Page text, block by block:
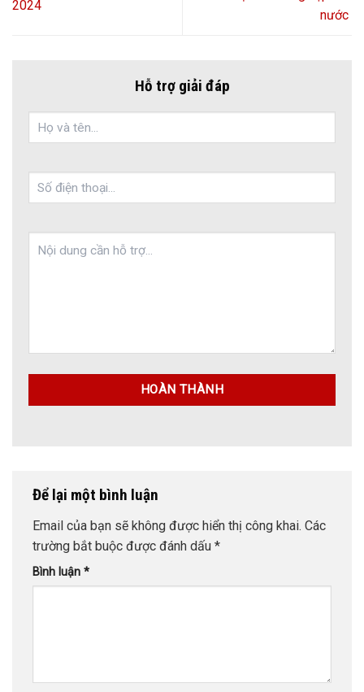
2024
nước
Hỗ trợ giải đáp
Để lại một bình luận
Email của bạn sẽ không được hiển thị công khai. Các
trường bắt buộc được đánh dấu *
Bình luận *